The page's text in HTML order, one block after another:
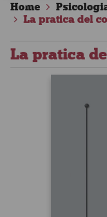
Home
La pratica del
La pratica